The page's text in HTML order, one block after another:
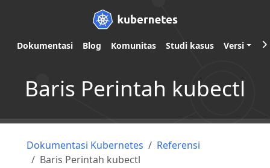
Dokumentasi Blog Komunitas Studi kasus Versi
Baris Perintah kubectl
Dokumentasi Kubernetes
Referensi
Baris Perintah kubectl